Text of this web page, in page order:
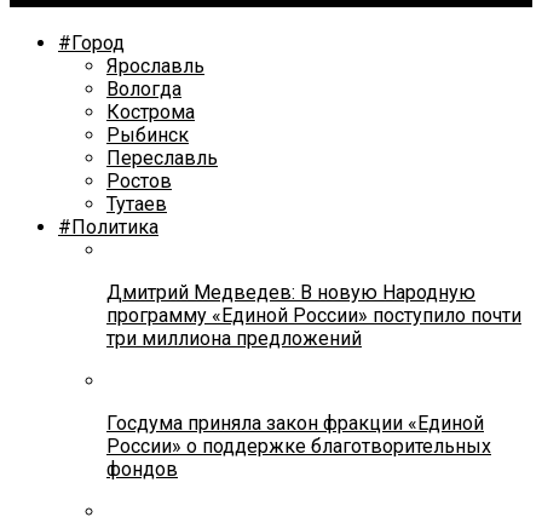
#Город
Ярославль
Вологда
Кострома
Рыбинск
Переславль
Ростов
Тутаев
#Политика
Дмитрий Медведев: В новую Народную
программу «Единой России» поступило почти
три миллиона предложений
Госдума приняла закон фракции «Единой
России» о поддержке благотворительных
фондов